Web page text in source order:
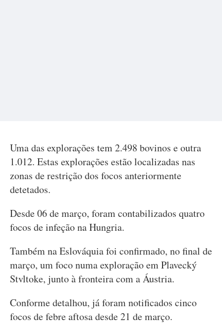
Uma das explorações tem 2.498 bovinos e outra
1.012. Estas explorações estão localizadas nas
zonas de restrição dos focos anteriormente
detetados.
Desde 06 de março, foram contabilizados quatro
focos de infeção na Hungria.
Também na Eslováquia foi confirmado, no final de
março, um foco numa exploração em Plavecký
Stvltoke, junto à fronteira com a Áustria.
Conforme detalhou, já foram notificados cinco
focos de febre aftosa desde 21 de março.